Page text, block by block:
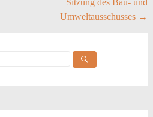
Sitzung des Bau- und
Umweltausschusses →